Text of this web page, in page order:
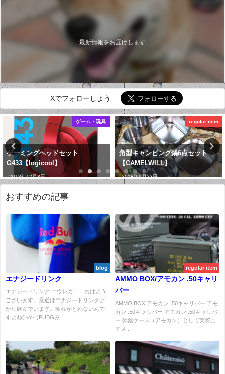
最新情報をお届けします
Xでフォローしよう
ゲーム・玩具
ゲーミングヘッドセット
G433【logicool】
2018年12月8日
regular item
角型キャンピング鍋6点セット
【CAMELWILL】
2018年9月23日
おすすめの記事
blog
エナジードリンク
エナジードリンク エウレカ！ おはよう
ございます。最近はエナジードリンクば
かり飲んでいます。疲れがとれないんで
すよね(´-ω-`)PUBGみ...
regular item
AMMO BOX/アモカン .50キャリ
バー
AMMO BOX アモカン .50キャリバー アモ
カン .50キャリバー アモカン .50キャリバ
ー 弾薬ケース（アモカン）として実際に
アメ...